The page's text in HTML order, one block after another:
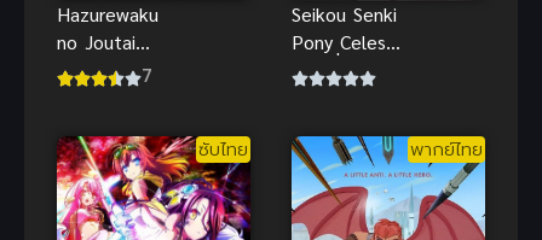
Hazurewaku
no Joutai
Ijou Skill E
ค่า
7
Seikou Senki
Pony Celes
ตอนที่ 1-2
ไทย Anal
(ประตูหลัง)
ซับไทย พากย์ไทย